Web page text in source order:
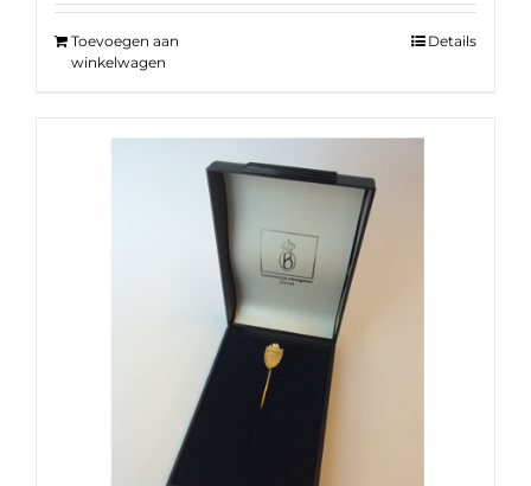
Toevoegen aan
winkelwagen
Details